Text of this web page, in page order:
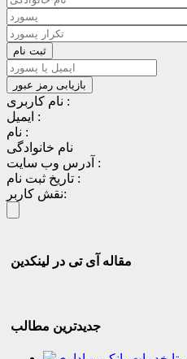
نام کاربری :
ایمیل :
نام :
نام خانوادگی
آدرس وب سایت :
تاریخ ثبت نام :
نقش کاربر:
مقاله آی تی در لینکدین
جدیدترین مطالب